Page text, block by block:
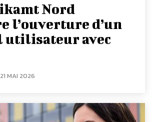
Nord
l’ouverture d’un
avec
21 MAI 2026